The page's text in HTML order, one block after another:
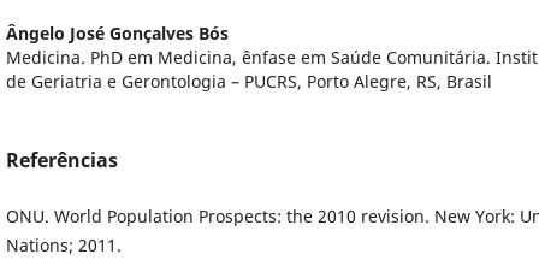
Ângelo José Gonçalves Bós
Medicina. PhD em Medicina, ênfase em Saúde Comunitária.
de Geriatria e Gerontologia – PUCRS, Porto Alegre, RS, Brasil
Referências
ONU. World Population Prospects: the 2010 revision. New York:
Nations; 2011.